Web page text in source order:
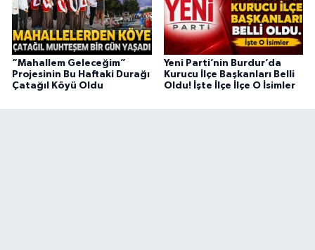
“Mahallem Geleceğim”
Projesinin Bu Haftaki Durağı
Çatağıl Köyü Oldu
Yeni Parti’nin Burdur’da
Kurucu İlçe Başkanları Belli
Oldu! İşte İlçe İlçe O İsimler